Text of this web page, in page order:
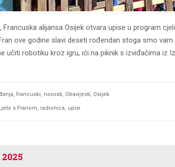
Francuska alijansa Osijek otvara upise u program
ove godine slavi deseti rođendan stoga smo vam
učiti robotiku kroz igru, ići na piknik s izviđačima iz
, francuski, novosti, Obavijesti, Osijek
Ljeto s Franom, radionica, upisi